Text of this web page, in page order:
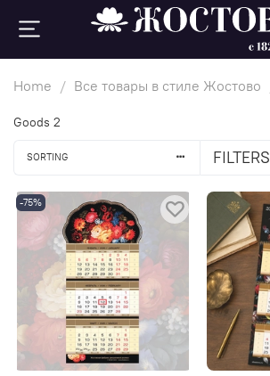
Home Все товары в стиле Жостово
Goods 2
SORTING FILTERS
-75%